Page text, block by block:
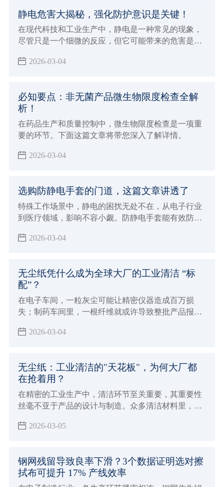
静电危害大揭秘，强化防护意识是关键！
在现代科技和工业生产中，静电是一种常见的现象，
尽管只是一个细微的反应，但它可能带来的危害是不
篇文章您一定要点进来看看，防静电的重要性不仅关
2026-03-04
必知要点：非无菌产品微生物限度检查全解
析！
在药品生产和质量控制中，微生物限度检查是一项重
要的环节。下面这篇文章将带您深入了解详情。
2026-03-04
选购防静电手套的门道，这篇文章讲透了
特殊工作场景中，静电的困扰无处不在，从电子行业
到医疗领域，影响不容小觑。防静电手套能有效防
挑选适合的防静电手套。
2026-03-04
无尘纸凭什么成为全球大厂的工业清洁 “标
配”？
在电子车间，一粒灰尘可能让精密仪器造成百万损
失；制药车间里，一根纤维就或许导致整批产品报
洁革命”，而核心 “武器”，竟是看似普通的无尘纸。
2026-03-04
无尘纸：工业清洁的"天花板"，为何大厂都
在抢着用？
在精密的工业生产中，清洁环节至关重要，其重要性
丝毫不亚于产品的设计与制造。众多清洁材料里，无
“清洁神器”，堪称工业清洁领域的 “天花板”。
2026-03-05
钢网残留导致良率下滑？3个数据证明选对擦
拭布可提升 17% 产线效率